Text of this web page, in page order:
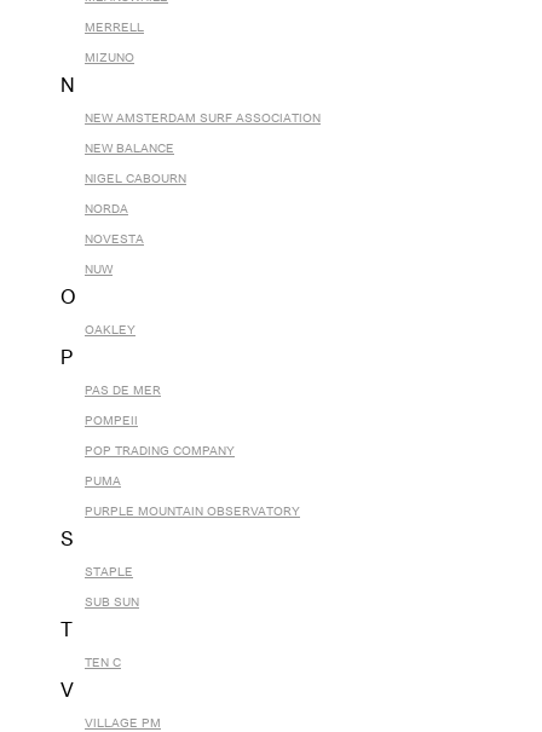
MERRELL
MIZUNO
N
NEW AMSTERDAM SURF ASSOCIATION
NEW BALANCE
NIGEL CABOURN
NORDA
NOVESTA
NUW
O
OAKLEY
P
PAS DE MER
POMPEII
POP TRADING COMPANY
PUMA
PURPLE MOUNTAIN OBSERVATORY
S
STAPLE
SUB SUN
TEN C
V
VILLAGE PM